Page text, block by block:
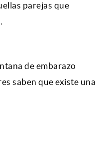
parejas que
de embarazo
saben que existe una